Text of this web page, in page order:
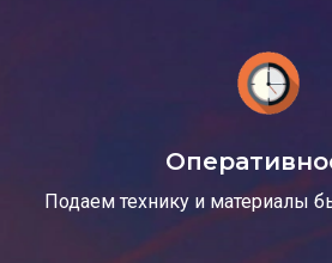
Подаем технику и материалы